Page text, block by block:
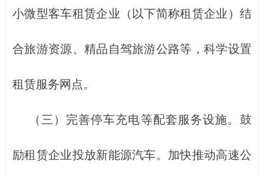
小微型客车租赁企业（以下简称租赁企业）结
合旅游资源、精品自驾旅游公路等，科学设置
租赁服务网点。
（三）完善停车充电等配套服务设施。鼓
励租赁企业投放新能源汽车。加快推动高速公